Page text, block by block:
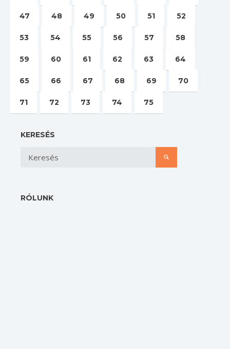
47 48 49 50 51 52
53 54 55 56 57 58
59 60 61 62 63 64
65 66 67 68 69 70
71 72 73 74 75
KERESÉS
RÓLUNK